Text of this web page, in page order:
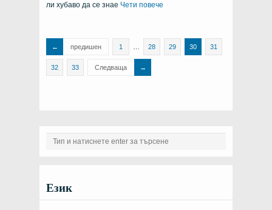
ли хубаво да се знае Чети повече
предишен 1 28 29 30 31
32 33 Следваща
Език